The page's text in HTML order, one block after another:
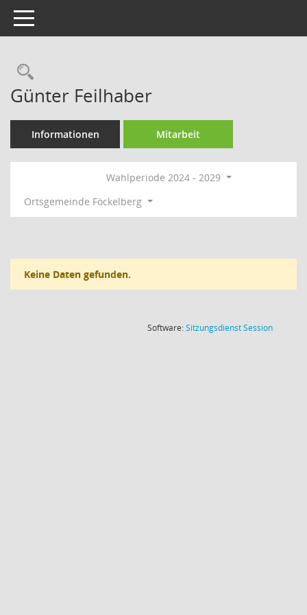
Toggle navigation
Rechercheauswahl
Günter Feilhaber
Informationen Mitarbeit
Wahlperiode 2024 - 2029
Ortsgemeinde Föckelberg
Keine Daten gefunden.
Software:SitzungsdienstSession(Wird in